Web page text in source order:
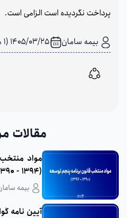
پرداخت نگردیده است الزامی است.
بیمه سامان 1405/03/25 (1 ماه پیش)
اشتراک گذاری
مقالات
مواد
(1394 - 1390)
بیمه
آیین نامه